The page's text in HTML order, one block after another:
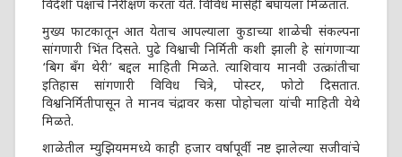
विदेशी पक्षांचे निरीक्षण करता येते. विविध मासेही बघायला मिळतात.
मुख्य फाटकातून आत येताच आपल्याला कुडाच्या शाळेची संकल्पना
सांगणारी भिंत दिसते. पुढे विश्वाची निर्मिती कशी झाली हे सांगणाऱ्या
‘बिग बँग थेरी’ बद्दल माहिती मिळते. त्याशिवाय मानवी उत्क्रांतीचा
इतिहास सांगणारी विविध चित्रे, पोस्टर, फोटो दिसतात.
विश्वनिर्मितीपासून ते मानव चंद्रावर कसा पोहोचला यांची माहिती येथे
मिळते.
शाळेतील म्युझियममध्ये काही हजार वर्षापूर्वी नष्ट झालेल्या सजीवांचे